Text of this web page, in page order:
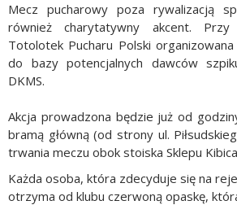
Mecz pucharowy poza rywalizacją
również charytatywny akcent.
Totolotek Pucharu Polski
do bazy potencjalnych dawców
DKMS.
Akcja prowadzona będzie już od
bramą główną (od strony ul.
trwania meczu obok stoiska Sklepu
Każda osoba, która zdecyduje się na
otrzyma od klubu czerwoną opaskę,